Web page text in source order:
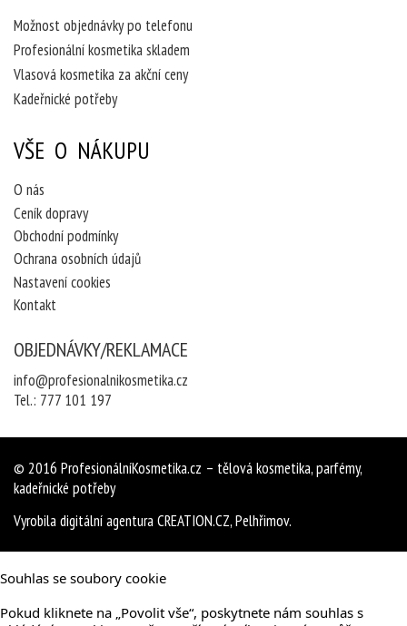
Možnost objednávky po telefonu
Profesionální kosmetika skladem
Vlasová kosmetika za akční ceny
Kadeřnické potřeby
VŠE O NÁKUPU
O nás
Ceník dopravy
Obchodní podmínky
Ochrana osobních údajů
Nastavení cookies
Kontakt
OBJEDNÁVKY/REKLAMACE
info@profesionalnikosmetika.cz
Tel.: 777 101 197
© 2016 ProfesionálníKosmetika.cz – tělová kosmetika, parfémy,
kadeřnické potřeby
Vyrobiladigitální agenturaCREATION.CZ,Pelhřimov.
Souhlas se soubory cookie
Pokud kliknete na „Povolit vše“, poskytnete nám souhlas s